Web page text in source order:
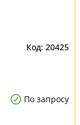
20425
По запросу